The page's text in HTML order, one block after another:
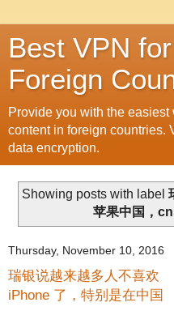
Best VPN
Foreign
Provide you with the
content in foreign countries.
data encryption.
Showing posts with label
苹果中国，cn
Thursday, November 10, 2016
瑞银说越来越多人不喜欢
iPhone 了，特别是在中国